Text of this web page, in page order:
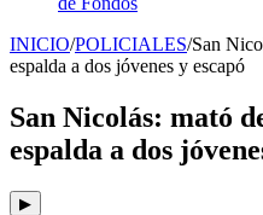
INICIO/POLICIALES/San
espalda a dos jóvenes y escapó
San Nicolás: mató
espalda a dos
▶